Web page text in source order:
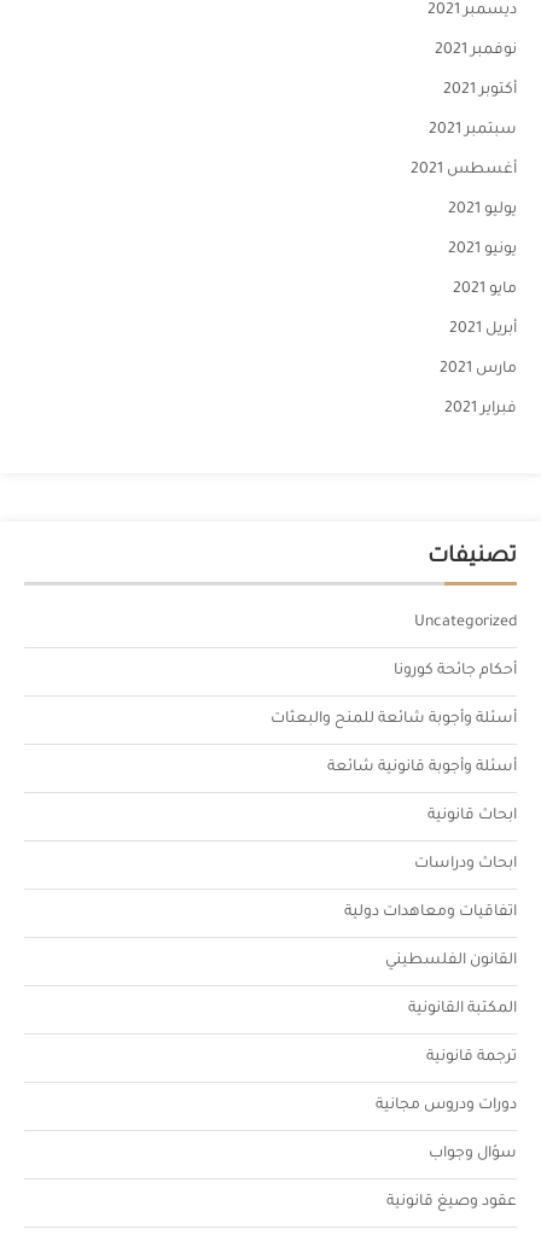
ديسمبر 2021
نوفمبر 2021
أكتوبر 2021
سبتمبر 2021
أغسطس 2021
يوليو 2021
يونيو 2021
مايو 2021
أبريل 2021
مارس 2021
فبراير 2021
تصنيفات
Uncategorized
أحكام جائحة كورونا
أسئلة وأجوبة شائعة للمنح والبعثات
أسئلة وأجوبة قانونية شائعة
ابحاث قانونية
ابحاث ودراسات
اتفاقيات ومعاهدات دولية
القانون الفلسطيني
المكتبة القانونية
ترجمة قانونية
دورات ودروس مجانية
سؤال وجواب
عقود وصيغ قانونية